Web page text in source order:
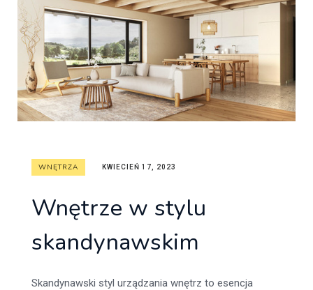
WNĘTRZA KWIECIEŃ 17, 2023
Wnętrze w stylu
skandynawskim
Skandynawski styl urządzania wnętrz to esencja